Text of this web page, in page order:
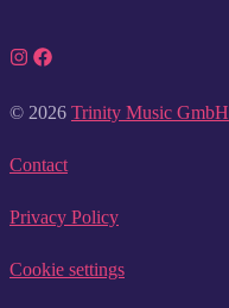
© 2026 Trinity Music GmbH
Contact
Privacy Policy
Cookie settings